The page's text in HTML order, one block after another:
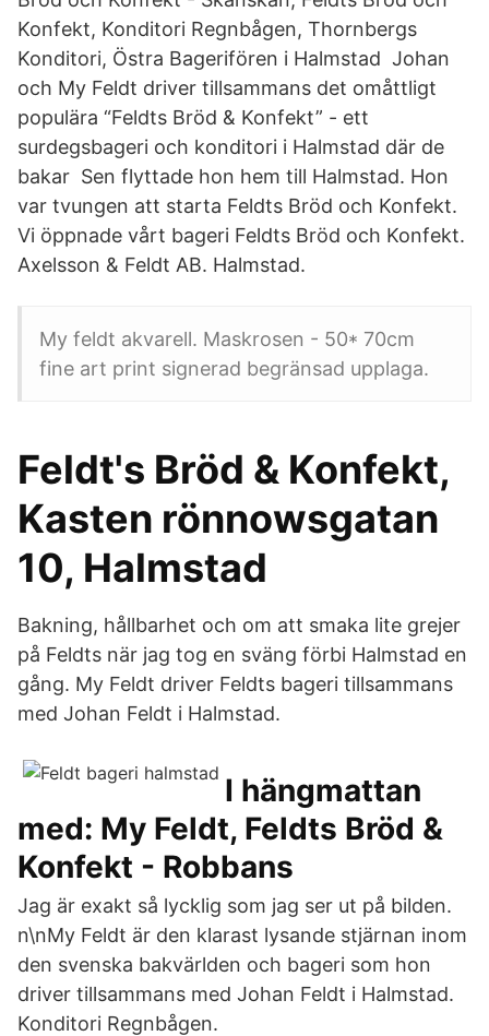
Konfekt, Konditori Regnbågen, Thornbergs
Konditori, Östra Bagerifören i Halmstad Johan
och My Feldt driver tillsammans det omåttligt
populära “Feldts Bröd & Konfekt” - ett
surdegsbageri och konditori i Halmstad där de
bakar Sen flyttade hon hem till Halmstad. Hon
var tvungen att starta Feldts Bröd och Konfekt.
Vi öppnade vårt bageri Feldts Bröd och Konfekt.
Axelsson & Feldt AB. Halmstad.
My feldt akvarell. Maskrosen - 50* 70cm
fine art print signerad begränsad upplaga.
Feldt's Bröd & Konfekt,
Kasten rönnowsgatan
10, Halmstad
Bakning, hållbarhet och om att smaka lite grejer
på Feldts när jag tog en sväng förbi Halmstad en
gång. My Feldt driver Feldts bageri tillsammans
med Johan Feldt i Halmstad.
I hängmattan
med: My Feldt, Feldts Bröd &
Konfekt - Robbans
Jag är exakt så lycklig som jag ser ut på bilden.
n\nMy Feldt är den klarast lysande stjärnan inom
den svenska bakvärlden och bageri som hon
driver tillsammans med Johan Feldt i Halmstad.
Konditori Regnbågen.